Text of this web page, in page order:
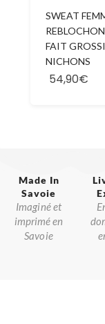
SWEAT
FAIT
NICHONS
54,90€
Made In
Savoie​
Imaginé et
imprimé en
Savoie